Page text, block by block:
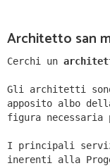
Architetto san
Cerchi un
Gli architetti
apposito albo
figura necessaria
I principali
inerenti alla